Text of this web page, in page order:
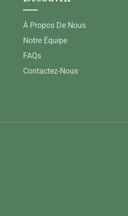
À Propos De Nous
Notre Équipe
FAQs
Contactez-Nous